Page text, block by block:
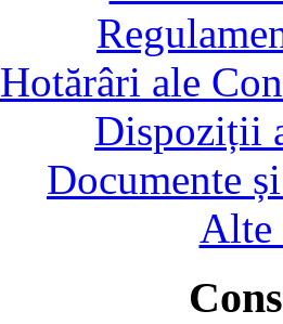
Hotărâri ale
Dispoziții
Documente
Alte